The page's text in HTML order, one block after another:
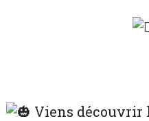
Viens découvrir